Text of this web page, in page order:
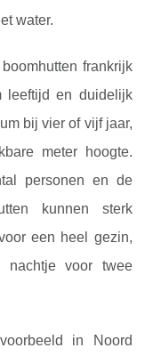
water.
frankrijk
leeftijd en duidelijk
bij vier of vijf jaar,
meter hoogte.
personen en de
kunnen sterk
een heel gezin,
nachtje voor twee
in Noord